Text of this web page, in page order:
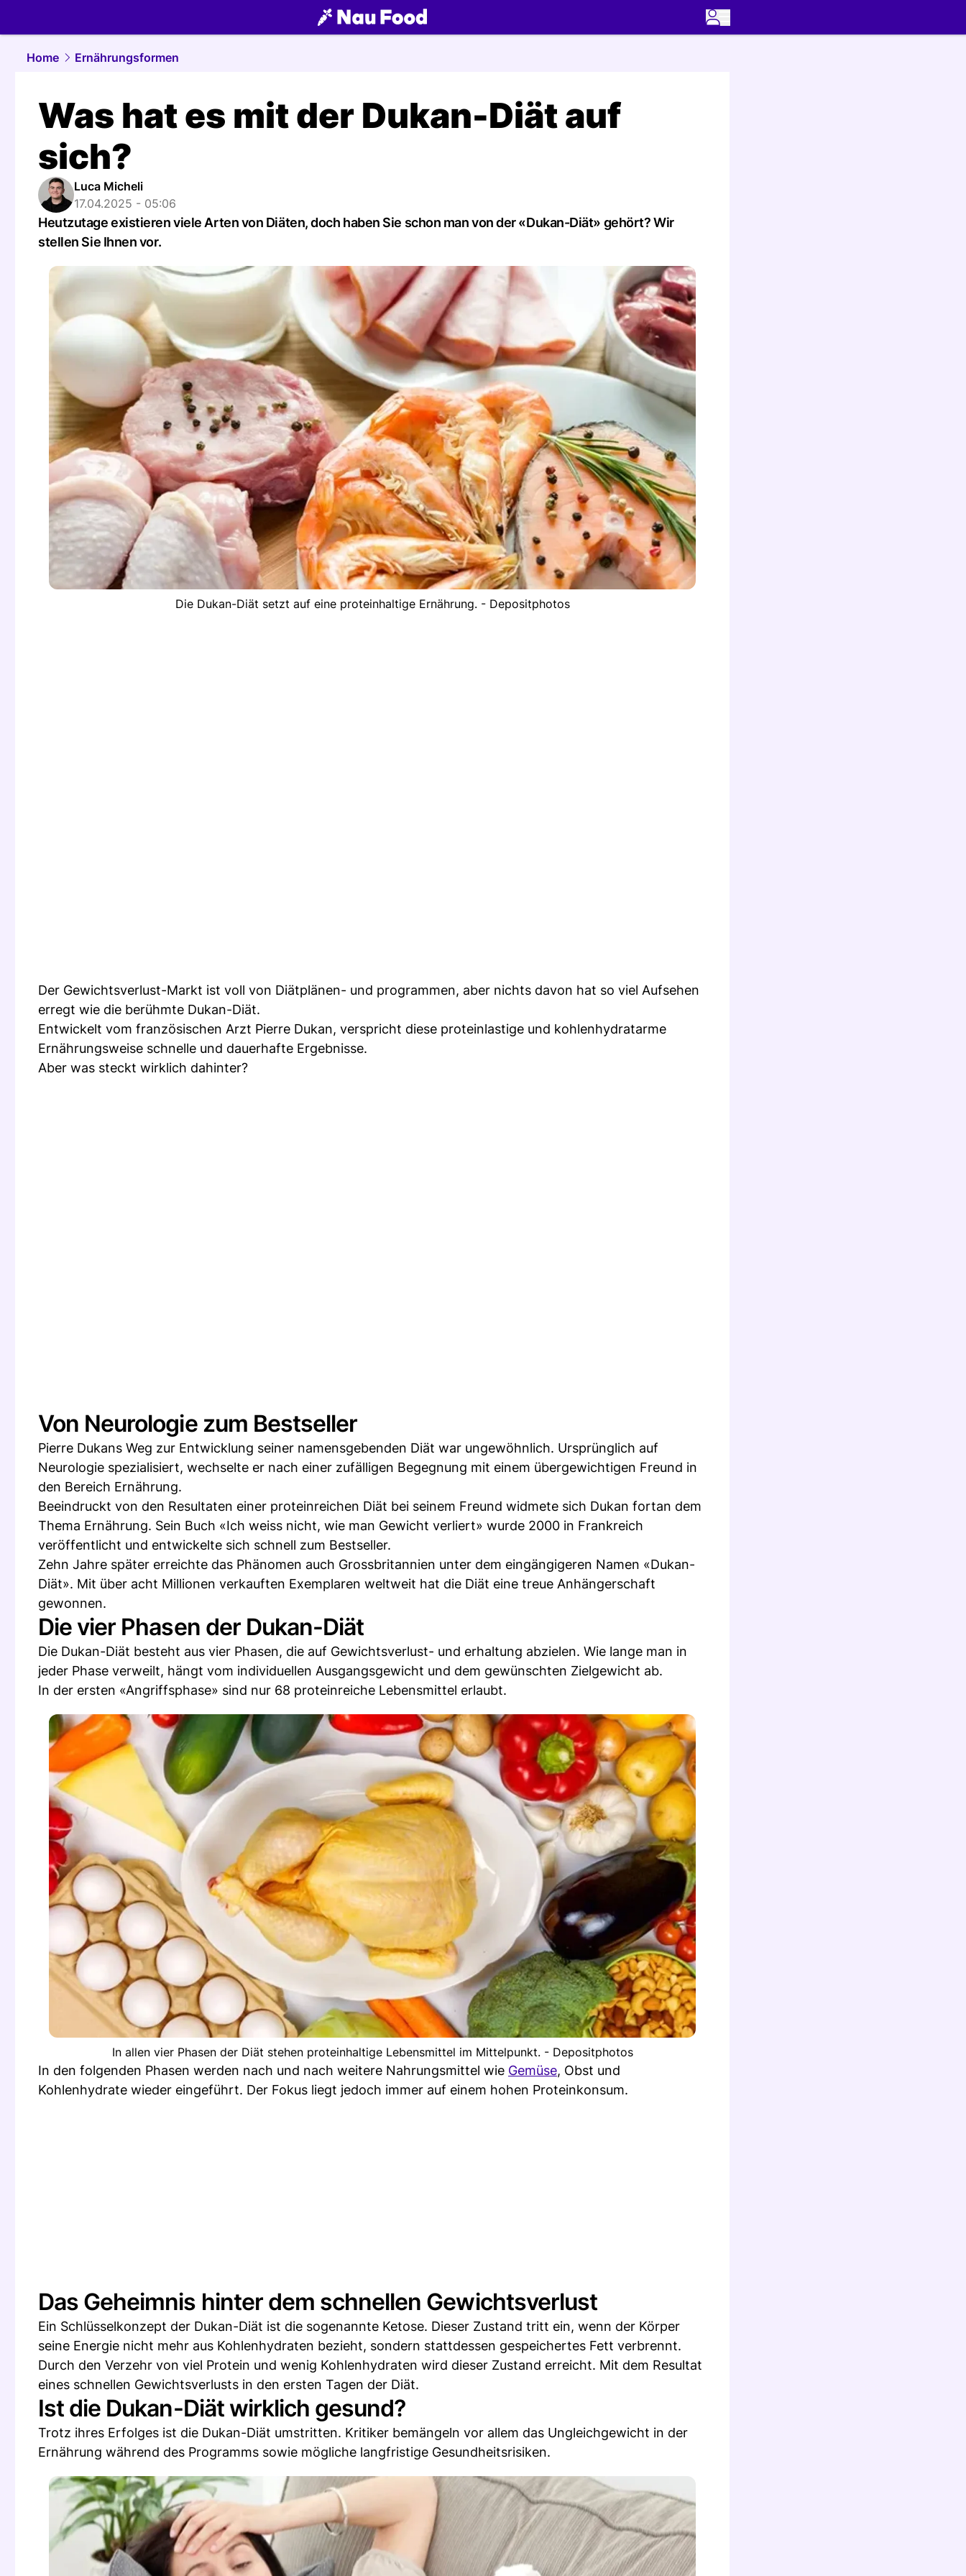
food.NAU.ch
Home
Ernährungsformen
Was hat es mit der Dukan-Diät auf
sich?
Luca Micheli
17.04.2025 - 05:06
Heutzutage existieren viele Arten von Diäten, doch haben Sie schon man von der «Dukan-Diät» gehört? Wir
stellen Sie Ihnen vor.
Die Dukan-Diät setzt auf eine proteinhaltige Ernährung. - Depositphotos
Der Gewichtsverlust-Markt ist voll von Diätplänen- und programmen, aber nichts davon hat so viel Aufsehen
erregt wie die berühmte Dukan-Diät.
Entwickelt vom französischen Arzt Pierre Dukan, verspricht diese proteinlastige und kohlenhydratarme
Ernährungsweise schnelle und dauerhafte Ergebnisse.
Aber was steckt wirklich dahinter?
Von Neurologie zum Bestseller
Pierre Dukans Weg zur Entwicklung seiner namensgebenden Diät war ungewöhnlich. Ursprünglich auf
Neurologie spezialisiert, wechselte er nach einer zufälligen Begegnung mit einem übergewichtigen Freund in
den Bereich Ernährung.
Beeindruckt von den Resultaten einer proteinreichen Diät bei seinem Freund widmete sich Dukan fortan dem
Thema Ernährung. Sein Buch «Ich weiss nicht, wie man Gewicht verliert» wurde 2000 in Frankreich
veröffentlicht und entwickelte sich schnell zum Bestseller.
Zehn Jahre später erreichte das Phänomen auch Grossbritannien unter dem eingängigeren Namen «Dukan-
Diät». Mit über acht Millionen verkauften Exemplaren weltweit hat die Diät eine treue Anhängerschaft
gewonnen.
Die vier Phasen der Dukan-Diät
Die Dukan-Diät besteht aus vier Phasen, die auf Gewichtsverlust- und erhaltung abzielen. Wie lange man in
jeder Phase verweilt, hängt vom individuellen Ausgangsgewicht und dem gewünschten Zielgewicht ab.
In der ersten «Angriffsphase» sind nur 68 proteinreiche Lebensmittel erlaubt.
In allen vier Phasen der Diät stehen proteinhaltige Lebensmittel im Mittelpunkt. - Depositphotos
In den folgenden Phasen werden nach und nach weitere Nahrungsmittel wie Gemüse, Obst und
Kohlenhydrate wieder eingeführt. Der Fokus liegt jedoch immer auf einem hohen Proteinkonsum.
Das Geheimnis hinter dem schnellen Gewichtsverlust
Ein Schlüsselkonzept der Dukan-Diät ist die sogenannte Ketose. Dieser Zustand tritt ein, wenn der Körper
seine Energie nicht mehr aus Kohlenhydraten bezieht, sondern stattdessen gespeichertes Fett verbrennt.
Durch den Verzehr von viel Protein und wenig Kohlenhydraten wird dieser Zustand erreicht. Mit dem Resultat
eines schnellen Gewichtsverlusts in den ersten Tagen der Diät.
Ist die Dukan-Diät wirklich gesund?
Trotz ihres Erfolges ist die Dukan-Diät umstritten. Kritiker bemängeln vor allem das Ungleichgewicht in der
Ernährung während des Programms sowie mögliche langfristige Gesundheitsrisiken.